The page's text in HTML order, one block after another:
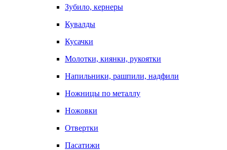
Зубило, кернеры
Кувалды
Кусачки
Молотки, киянки, рукоятки
Напильники, рашпили, надфили
Ножницы по металлу
Ножовки
Отвертки
Пасатижи